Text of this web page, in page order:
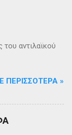
αντιλαϊκού
ΠΕΡΙΣΣΌΤΕΡΑ »